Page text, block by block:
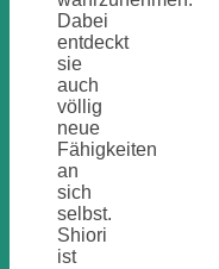
Dabei
entdeckt
sie
auch
völlig
neue
Fähigkeiten
an
sich
selbst.
Shiori
ist